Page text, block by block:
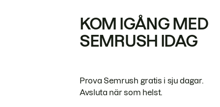
KOM IGÅNG MED
SEMRUSH IDAG
Prova Semrush gratis i sju dagar.
Avsluta när som helst.